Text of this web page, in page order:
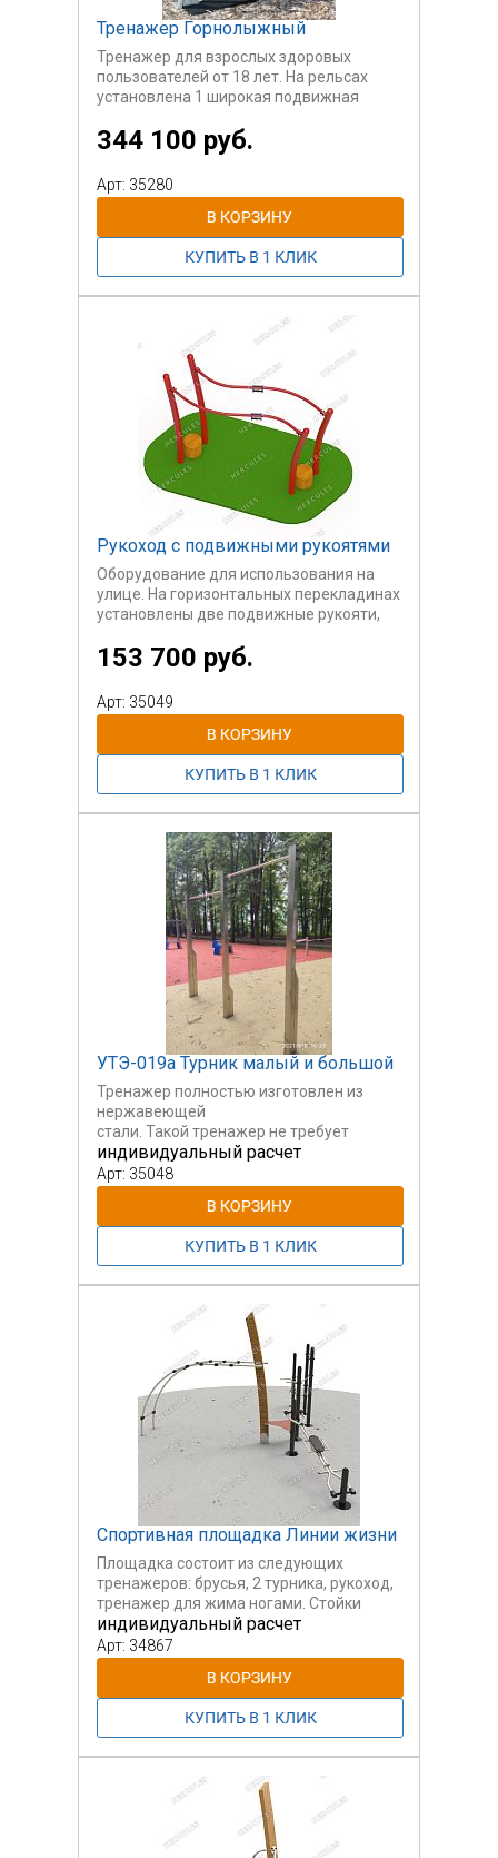
Тренажер Горнолыжный
Тренажер для взрослых здоровых
пользователей от 18 лет. На рельсах
установлена 1 широкая подвижная
овальный поручень руками следует
попеременно поставить ноги на
подвижную платформу, далее
совершать движения ногами и тазом,
корпусом влево и вправо.
Тренажер предназначен для создания
кардионагрузки и разминки, тренировки
спины и ног.
344 100 руб.
Арт: 35280
Рукоход с подвижными рукоятями
Оборудование для использования на
улице. На горизонтальных перекладинах
установлены две подвижные рукояти,
переставляя следует двигаться от
старта к финишу.
153 700 руб.
Арт: 35049
УТЭ-019а Турник малый и большой
Тренажер полностью изготовлен из
нержавеющей
стали. Такой тренажер не требует
окрашивания.
Турник малый и большой.
Многофункциональный
тренажер, подходит как для разминки,
и для развития силы рук, пресса.
индивидуальный расчет
Арт: 35048
Спортивная площадка Линии жизни
Площадка состоит из следующих
тренажеров: брусья, 2 турника, рукоход,
тренажер для жима ногами. Стойки
тренажеров из стали, элементы
тренажеров выполнены из
нержавеющей стали, одна из стоек
(примыкающая к рукоходу) из
Деревянного бруса 200х95. Соединение
элементов с помощью стальных
хомутов, а также декоративных хомутов
(рукоход и тренажер для жима лежа)
индивидуальный расчет
Арт: 34867